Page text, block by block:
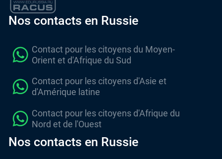
Nos contacts en Russie
Contact pour les citoyens du Moyen-
Orient et d'Afrique du Sud
Contact pour les citoyens d'Asie et
d'Amérique latine
Contact pour les citoyens d'Afrique du
Nord et de l'Ouest
Nos contacts en Russie